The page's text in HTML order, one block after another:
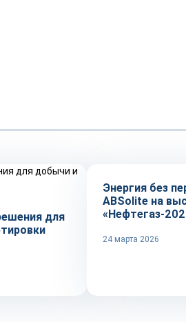
для
Энергия без
ABSolite на
«Нефтегаз-
24 марта 2026